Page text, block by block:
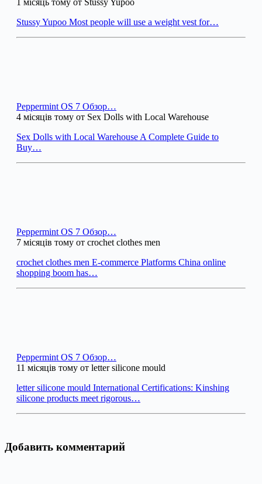
1 місяць тому от Stussy Yupoo
Stussy Yupoo Most people will use a weight vest for…
Peppermint OS 7 Обзор…
4 місяців тому от Sex Dolls with Local Warehouse
Sex Dolls with Local Warehouse A Complete Guide to
Buy…
Peppermint OS 7 Обзор…
7 місяців тому от crochet clothes men
crochet clothes men E-commerce Platforms China online
shopping boom has…
Peppermint OS 7 Обзор…
11 місяців тому от letter silicone mould
letter silicone mould International Certifications: Kinshing
silicone products meet rigorous…
Добавить комментарий